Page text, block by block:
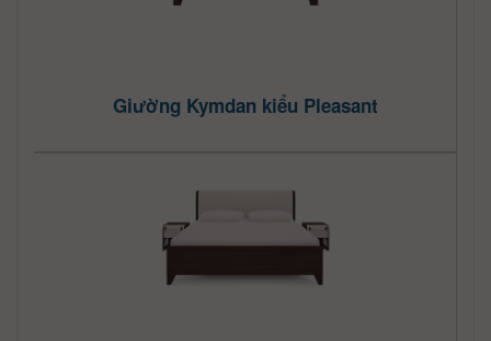
Giường Kymdan kiểu Pleasant